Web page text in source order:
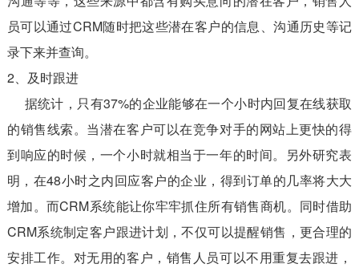
员可以通过CRM随时把这些潜在客户的信息、沟通历史等记
录下来并查询。
2、及时跟进
据统计，只有37%的企业能够在一个小时内回复在线获取
的销售线索。当潜在客户可以在竞争对手的网站上更快的得
到响应的时候，一个小时就相当于一年的时间。另外研究表
明，在48小时之内回应客户的企业，得到订单的几率将大大
增加。而CRM系统能让你牢牢抓住所有销售商机。同时借助
CRM系统制定客户跟进计划，不仅可以提醒销售，更合理的
安排工作。对无用的客户，销售人员可以不用重复去跟进，